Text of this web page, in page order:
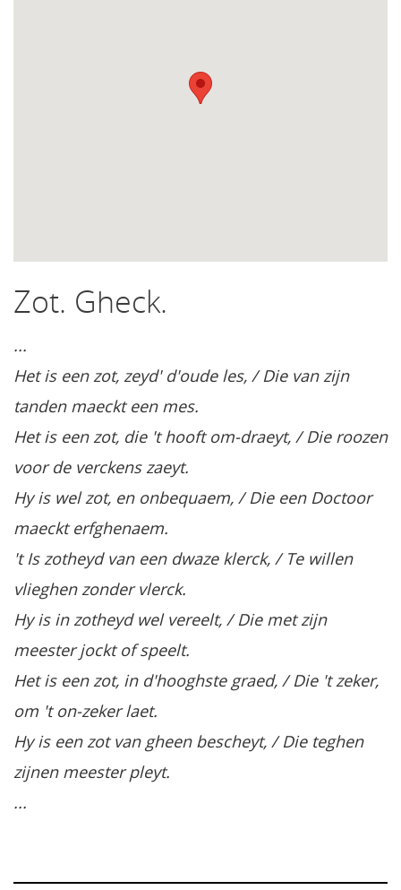
Zot. Gheck.
...
Het is een zot, zeyd' d'oude les, / Die van zijn
tanden maeckt een mes.
Het is een zot, die 't hooft om-draeyt, / Die roozen
voor de verckens zaeyt.
Hy is wel zot, en onbequaem, / Die een Doctoor
maeckt erfghenaem.
't Is zotheyd van een dwaze klerck, / Te willen
vlieghen zonder vlerck.
Hy is in zotheyd wel vereelt, / Die met zijn
meester jockt of speelt.
Het is een zot, in d'hooghste graed, / Die 't zeker,
om 't on-zeker laet.
Hy is een zot van gheen bescheyt, / Die teghen
zijnen meester pleyt.
...